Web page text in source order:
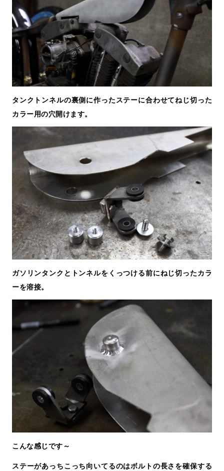
タンクトンネルの裏側に作ったステーに合わせてねじ切った
カラー用の穴開けます。
ガソリンタンクとトンネルをくっつける前にねじ切ったカラ
ーを溶接。
こんな感じです～
ステーがあっちこっち向いてるのはボルトの長さを確保する